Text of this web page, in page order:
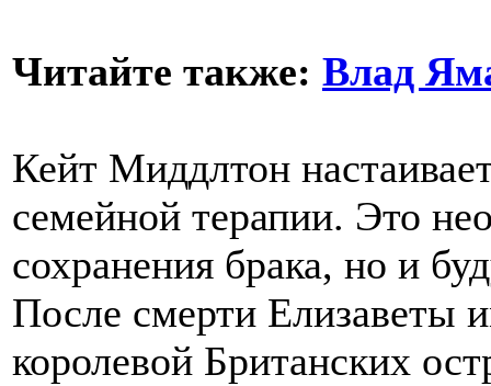
Читайте также: Влад
Кейт Миддлтон
семейной терапии. Это
сохранения брака, но и
После смерти Елизаветы
королевой Британских